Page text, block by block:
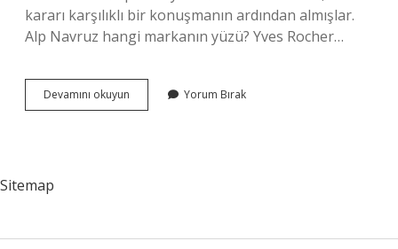
kararı karşılıklı bir konuşmanın ardından almışlar.
Alp Navruz hangi markanın yüzü? Yves Rocher…
Devamını okuyun
Navruz
Yorum Bırak
Sitemap